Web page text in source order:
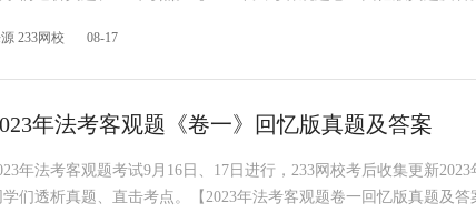
233网校 08-17
年法考客观题《卷一》回忆版真题及答案
年法考客观题考试9月16日、17日进行，233网校考后收集更新
学们透析真题、直击考点。【2023年法考客观题卷一回忆版真题及答